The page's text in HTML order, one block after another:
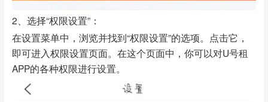
2、选择“权限设置”：
在设置菜单中，浏览并找到“权限设置”的选项。点击它，
即可进入权限设置页面。在这个页面中，你可以对U号租
APP的各种权限进行设置。